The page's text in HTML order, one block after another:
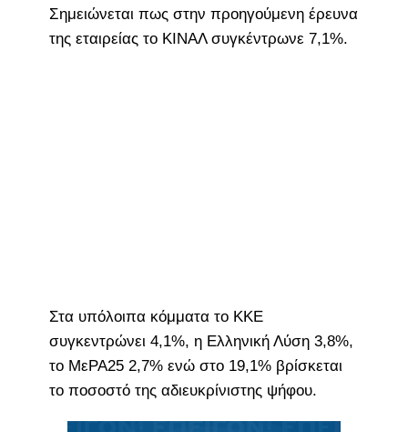
Σημειώνεται πως στην προηγούμενη έρευνα
της εταιρείας το ΚΙΝΑΛ συγκέντρωνε 7,1%.
Στα υπόλοιπα κόμματα το ΚΚΕ
συγκεντρώνει 4,1%, η Ελληνική Λύση 3,8%,
το ΜεΡΑ25 2,7% ενώ στο 19,1% βρίσκεται
το ποσοστό της αδιευκρίνιστης ψήφου.